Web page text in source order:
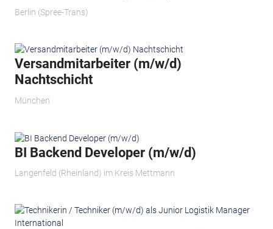
Berlin (Spree-Trans)
Versandmitarbeiter (m/w/d)
Nachtschicht
München
BI Backend Developer (m/w/d)
Langenfeld (Rheinland) im Kreis Mettmann